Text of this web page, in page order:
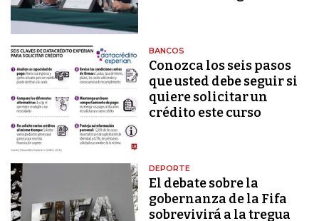
BANCOS
Conozca los seis pasos
que usted debe seguir si
quiere solicitar un
crédito este curso
DEPORTE
El debate sobre la
gobernanza de la Fifa
sobrevivirá a la tregua